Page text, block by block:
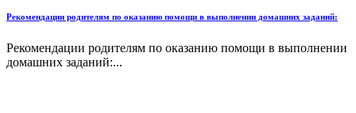
Рекомендации родителям по оказанию помощи в выполнении домашних заданий:
Рекомендации родителям по оказанию помощи в выполнении
домашних заданий:...